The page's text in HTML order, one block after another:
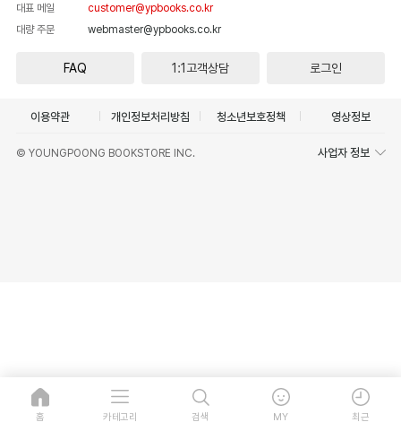
대표 메일
customer@ypbooks.co.kr
대량 주문
webmaster@ypbooks.co.kr
FAQ 1:1고객상담 로그인
이용약관 개인정보처리방침 청소년보호정책 영상정보
© YOUNGPOONG BOOKSTORE INC. 사업자 정보
홈 카테고리 검색 MY 최근